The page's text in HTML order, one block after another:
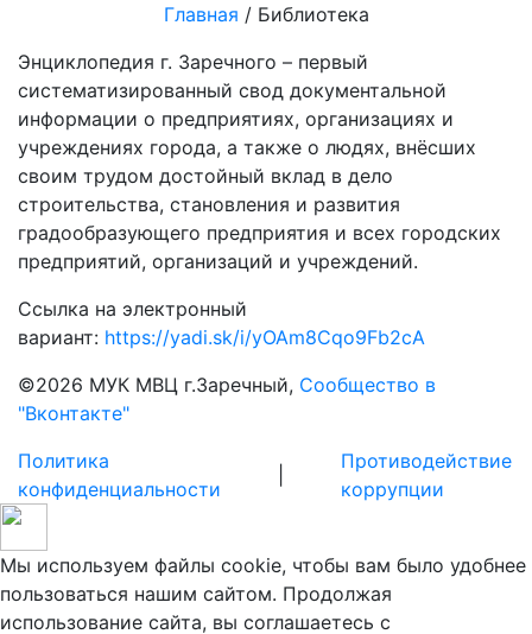
Главная / Библиотека
Энциклопедия г. Заречного – первый
систематизированный свод документальной
информации о предприятиях, организациях и
учреждениях города, а также о людях, внёсших
своим трудом достойный вклад в дело
строительства, становления и развития
градообразующего предприятия и всех городских
предприятий, организаций и учреждений.
Ссылка на электронный
вариант: https://yadi.sk/i/yOAm8Cqo9Fb2cA
©2026 МУК МВЦ г.Заречный, Сообщество в
"Вконтакте"
Политика
конфиденциальности
Противодействие
коррупции
Мы используем файлы cookie, чтобы вам было удобнее
пользоваться нашим сайтом. Продолжая
использование сайта, вы соглашаетесь c